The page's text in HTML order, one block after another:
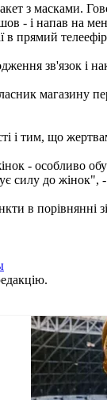
з масками.
- і напав на
в прямий
зв'язок і
магазину
і тим, що
- особливо
силу до
в порівнянні